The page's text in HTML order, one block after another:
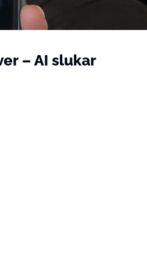
– AI slukar